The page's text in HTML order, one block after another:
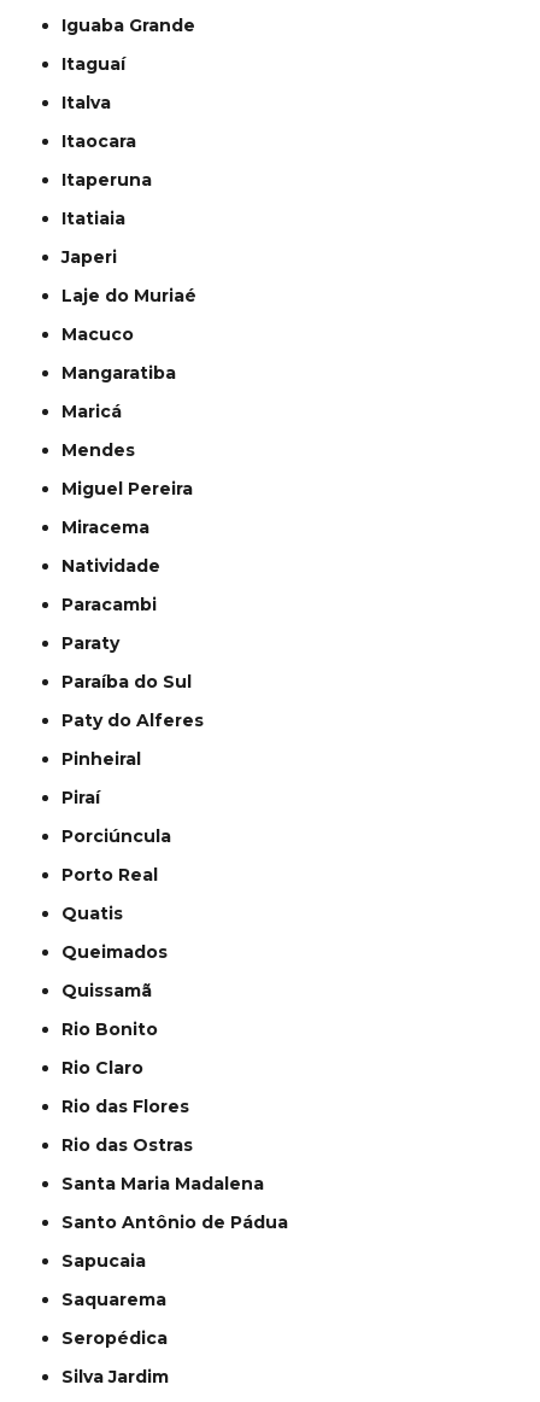
Iguaba Grande
Itaguaí
Italva
Itaocara
Itaperuna
Itatiaia
Japeri
Laje do Muriaé
Macuco
Mangaratiba
Maricá
Mendes
Miguel Pereira
Miracema
Natividade
Paracambi
Paraty
Paraíba do Sul
Paty do Alferes
Pinheiral
Piraí
Porciúncula
Porto Real
Quatis
Queimados
Quissamã
Rio Bonito
Rio Claro
Rio das Flores
Rio das Ostras
Santa Maria Madalena
Santo Antônio de Pádua
Sapucaia
Saquarema
Seropédica
Silva Jardim